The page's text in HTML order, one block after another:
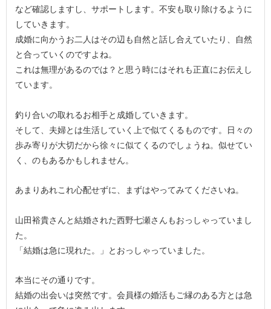
など確認しますし、サポートします。不安も取り除けるように
していきます。
成婚に向かうお二人はその辺も自然と話し合えていたり、自然
と合っていくのですよね。
これは無理があるのでは？と思う時にはそれも正直にお伝えし
ています。
釣り合いの取れるお相手と成婚していきます。
そして、夫婦とは生活していく上で似てくるものです。日々の
歩み寄りが大切だから徐々に似てくるのでしょうね。似せてい
く、のもあるかもしれません。
あまりあれこれ心配せずに、まずはやってみてくださいね。
山田裕貴さんと結婚された西野七瀬さんもおっしゃっていまし
た。
「結婚は急に現れた。」とおっしゃっていました。
本当にその通りです。
結婚の出会いは突然です。会員様の婚活もご縁のある方とは急